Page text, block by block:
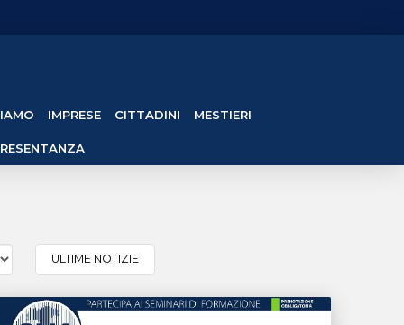
IMPRESE CITTADINI MESTIERI
ULTIME NOTIZIE